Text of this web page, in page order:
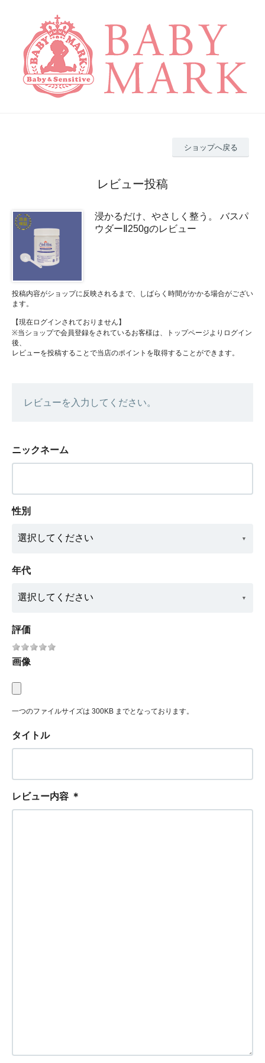
ショップへ戻る
レビュー投稿
浸かるだけ、やさしく整う。 バスパ
ウダーⅡ250gのレビュー
投稿内容がショップに反映されるまで、しばらく時間がかかる場合がござい
ます。
【現在ログインされておりません】
※当ショップで会員登録をされているお客様は、トップページよりログイン
後、
レビューを投稿することで当店のポイントを取得することができます。
レビューを入力してください。
ニックネーム
性別
年代
評価
画像
一つのファイルサイズは 300KB までとなっております。
タイトル
レビュー内容 ＊